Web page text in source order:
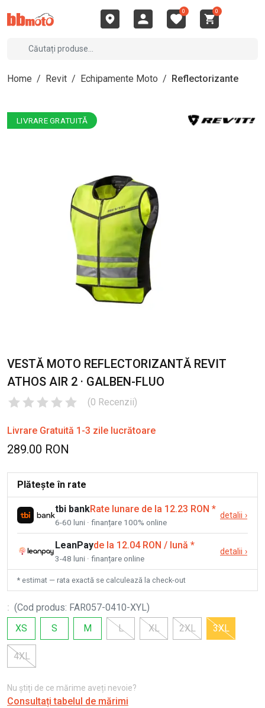
0 0
Home / Revit / Echipamente Moto / Reflectorizante
LIVRARE GRATUITĂ
VESTĂ MOTO REFLECTORIZANTĂ REVIT
ATHOS AIR 2 · GALBEN-FLUO
(0 Recenzii)
Livrare Gratuită 1-3 zile lucrătoare
289.00 RON
Plătește în rate
tbi bankRate lunare de la 12.23 RON *
6-60 luni · finanțare 100% online
detalii ›
LeanPayde la 12.04 RON / lună *
3-48 luni · finanțare online
detalii ›
* estimat — rata exactă se calculează la check-out
: (Cod produs: FAR057-0410-XYL)
XS
S M L XL 2XL 3XL
4XL
Nu știți de ce mărime aveți nevoie?
Consultați tabelul de mărimi